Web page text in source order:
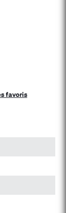
favoris